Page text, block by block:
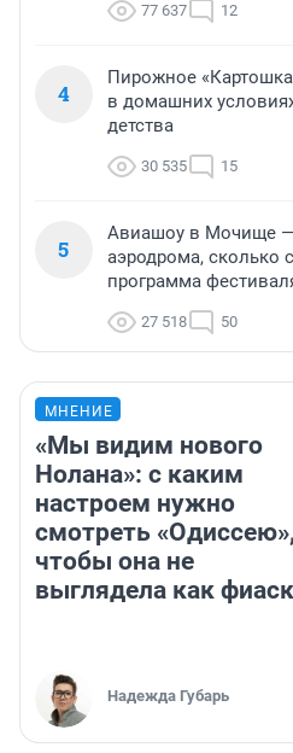
77 637 12
4
Пирожное
в домашних
детства
30 535 15
5
Авиашоу в Мочище —
аэродрома, сколько
программа
27 518 50
МНЕНИЕ
«Мы видим нового
Нолана»: с каким
настроем нужно
смотреть «Одиссею»,
чтобы она не
выглядела как
Надежда Губарь